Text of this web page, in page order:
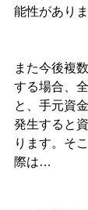
能性がありま
また今後複
する場合、
と、手元資
発生すると
ります。そ
際は…